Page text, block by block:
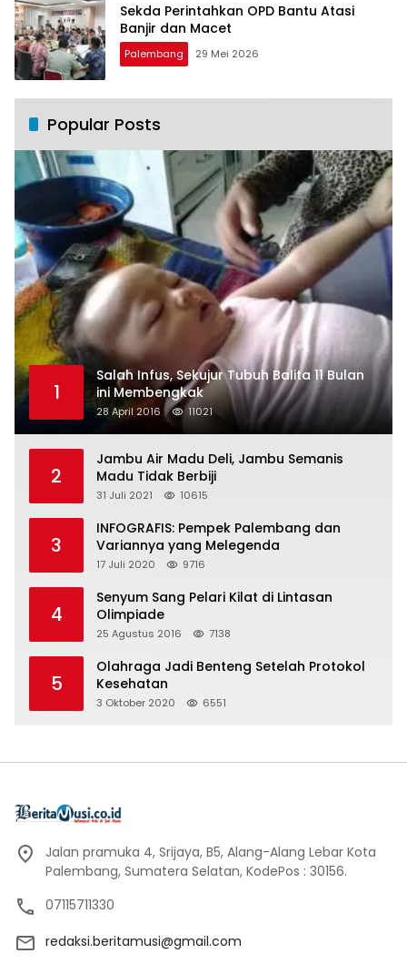
Sekda Perintahkan OPD Bantu Atasi
Banjir dan Macet
Palembang 29 Mei 2026
Popular Posts
1
Salah Infus, Sekujur Tubuh Balita 11 Bulan
ini Membengkak
28 April 2016 11021
2
Jambu Air Madu Deli, Jambu Semanis
Madu Tidak Berbiji
31 Juli 2021 10615
3
INFOGRAFIS: Pempek Palembang dan
Variannya yang Melegenda
17 Juli 2020 9716
4
Senyum Sang Pelari Kilat di Lintasan
Olimpiade
25 Agustus 2016 7138
5
Olahraga Jadi Benteng Setelah Protokol
Kesehatan
3 Oktober 2020 6551
Jalan pramuka 4, Srijaya, B5, Alang-Alang Lebar Kota
Palembang, Sumatera Selatan, KodePos : 30156.
07115711330
redaksi.beritamusi@gmail.com